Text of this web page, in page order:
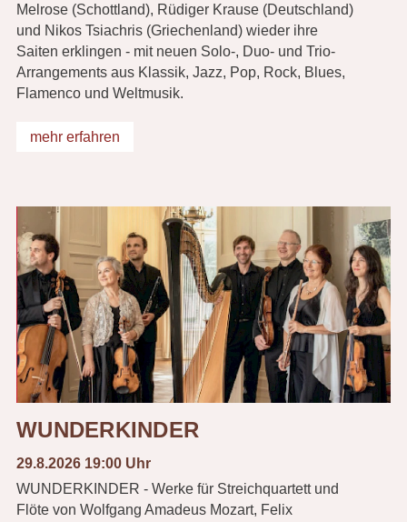
Melrose (Schottland), Rüdiger Krause (Deutschland)
und Nikos Tsiachris (Griechenland) wieder ihre
Saiten erklingen - mit neuen Solo-, Duo- und Trio-
Arrangements aus Klassik, Jazz, Pop, Rock, Blues,
Flamenco und Weltmusik.
mehr erfahren
WUNDERKINDER
29.8.2026 19:00 Uhr
WUNDERKINDER - Werke für Streichquartett und
Flöte von Wolfgang Amadeus Mozart, Felix